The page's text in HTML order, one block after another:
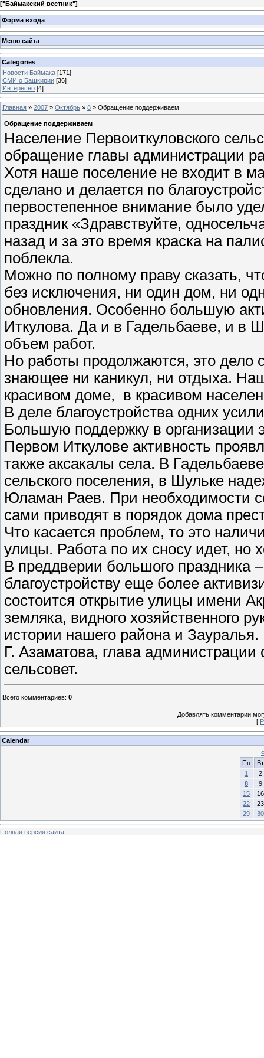
["Баймакский вестник"]
Форма входа
Меню сайта
Categories
Новости Баймака [171]
СМИ о Башкирии [36]
Интересно [4]
Главная » 2007 » Октябрь » 8 » Обращение поддерживаем
Обращение поддерживаем
Население Первоиткуловского
обращение главы администрации
Хотя наше поселение не входит в
сделано и делается по
первостепенное внимание было
праздник «Здравствуйте,
назад и за это время краска на
поблекла.
Можно по полному праву сказать,
без исключения, ни один дом, ни
обновления. Особенно большую
Иткулова. Да и в Гадельбаеве, и в
объем работ.
Но работы продолжаются, это дело
знающее ни каникул, ни отдыха.
красивом доме, в красивом
В деле благоустройства одних
Большую поддержку в организации
Первом Иткулове активность
также аксакалы села. В
сельского поселения, в Шульке
Юламан Раев. При необходимости
сами приводят в порядок дома
Что касается проблем, то это
улицы. Работа по их сносу идет, но
В преддверии большого праздника
благоустройству еще более
состоится открытие улицы имени
земляка, видного хозяйственного
истории нашего района и Зауралья.
Г. Азаматова, глава администрации
сельсовет.
Всего комментариев: 0
Добавлять комментарии
[
Calendar
«
Пн
Вт
1
2
8
9
15
16
22
23
29
30
Полная версия сайта